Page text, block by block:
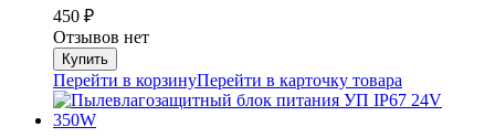
450 ₽
Отзывов нет
Перейти в корзинуПерейти в карточку товара